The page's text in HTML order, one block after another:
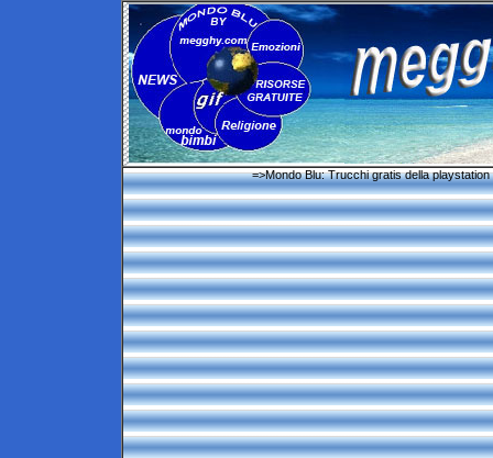
=>Mondo Blu: Trucchi gratis della